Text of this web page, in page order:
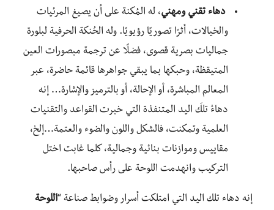
دهاء تقني ومهني، له المُكنة على أن يصيغ المرئيات
والخيالات، أثرًا تصوريًا رؤيويًا. وله الحُنكة الحرفية لبلورة
جماليات بصرية قصوى، فضلًا عن ترجمة مبصورات العين
المتيقظة، وحبكها بما يبقي جواهرها قائمة حاضرة، عبر
المعالم المباشرة، أو الإحالة، أو بالترميز والإشارة… إنه
دهاءُ تلكَ اليد المتنفذة التي خبرت القواعد والتقنيات
العلمية وتمكنت، فالشكل واللون والضوء والعتمة…إلخ،
مقاييس وموازنات بنائية وجمالية، كلما غابت اختل
التركيب وانهدمت اللوحة على رأس صاحبها.
إنه دهاء تلك اليد التي امتلكت أسرار وضوابط صناعة “اللوحة